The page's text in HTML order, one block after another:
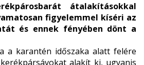
átalakításokkal
figyelemmel kíséri az
és ennek fényében dönt a
a karantén időszaka alatt felére
alakít ki, ugyanis